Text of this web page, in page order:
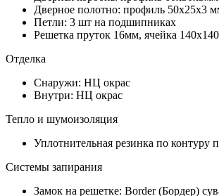
Дверное полотно: профиль 50х25х3
Петли: 3 шт на подшипниках
Решетка пруток 16мм, ячейка
Отделка
Снаружи: НЦ окрас
Внутри: НЦ окрас
Тепло и шумоизоляция
Уплотнительная резинка по контуру
Системы запирания
Замок на решетке: Border (Бордер)